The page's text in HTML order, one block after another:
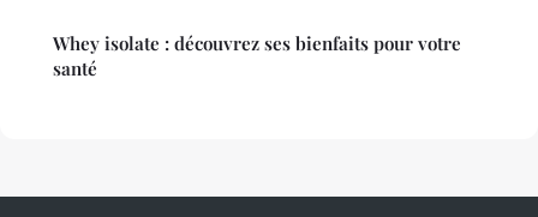
Whey isolate : découvrez ses bienfaits pour votre
santé